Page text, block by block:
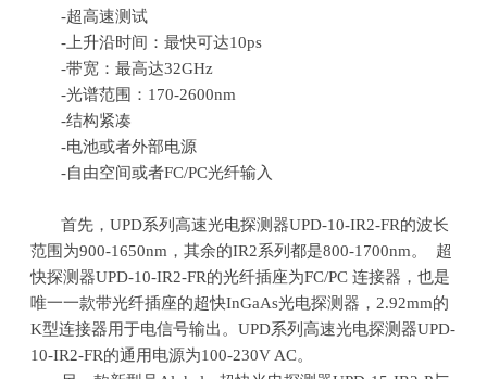
-超高速测试
-上升沿时间：最快可达10ps
-带宽：最高达32GHz
-光谱范围：170-2600nm
-结构紧凑
-电池或者外部电源
-自由空间或者FC/PC光纤输入
首先，UPD系列高速光电探测器UPD-10-IR2-FR的波长
范围为900-1650nm ，其余的IR2系列都是800-1700nm。
超
快探测器UPD-10-IR2-FR的光纤插座为FC/PC连接器，也是
唯一一款带光纤插座的超快InGaAs光电探测器， 2.92mm的
K型连接器用于电信号输出。UPD系列高速光电探测器UPD-
10-IR2-FR的通用电源为100-230V AC。